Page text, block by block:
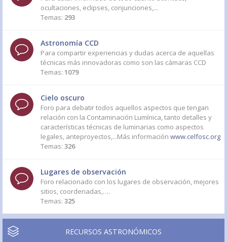
ocultaciones, eclipses, conjunciones,...
Temas: 293
Astronomía CCD
Para compartir experiencias y dudas acerca de aquellas
técnicas más innovadoras como son las cámaras CCD
Temas: 1079
Cielo oscuro
Foro para debatir todos aquellos aspectos que tengan
relación con la Contaminación Lumínica, tanto detalles y
características técnicas de luminarias como aspectos
legales, anteproyectos,...Más información www.celfosc.org
Temas: 326
Lugares de observación
Foro relacionado con los lugares de observación, mejores
sitios, coordenadas,….
Temas: 325
RECURSOS ASTRONÓMICOS